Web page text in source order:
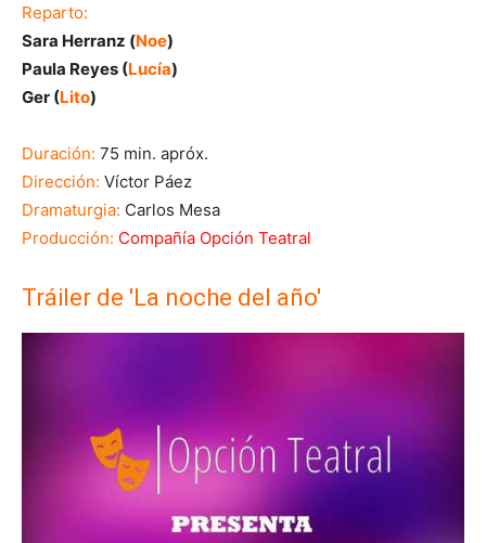
Reparto:
Sara Herranz (Noe)
Paula Reyes (Lucía)
Ger (Lito)
Duración: 75 min. apróx.
Dirección: Víctor Páez
Dramaturgia: Carlos Mesa
Producción: Compañía Opción Teatral
Tráiler de 'La noche del año'